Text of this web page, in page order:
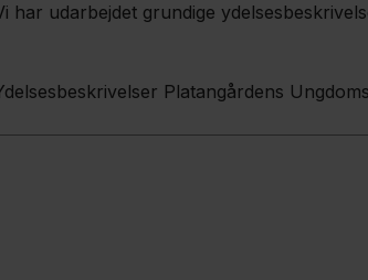
har udarbejdet grundige
Platangårdens